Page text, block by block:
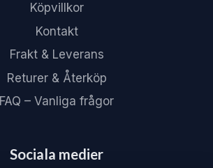
Köpvillkor
Kontakt
Frakt & Leverans
Returer & Återköp
FAQ – Vanliga frågor
Sociala medier